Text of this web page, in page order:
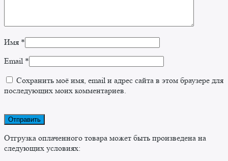
Имя *
Email *
Сохранить моё имя, email и адрес сайта в этом браузере для
последующих моих комментариев.
Отгрузка оплаченного товара может быть произведена на
следующих условиях: